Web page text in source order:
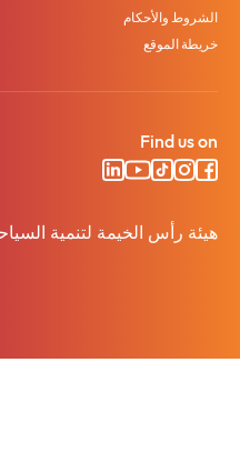
الشروط والأحكام
خريطة الموقع
Find us on
هيئة رأس الخيمة لتنمية السياحة